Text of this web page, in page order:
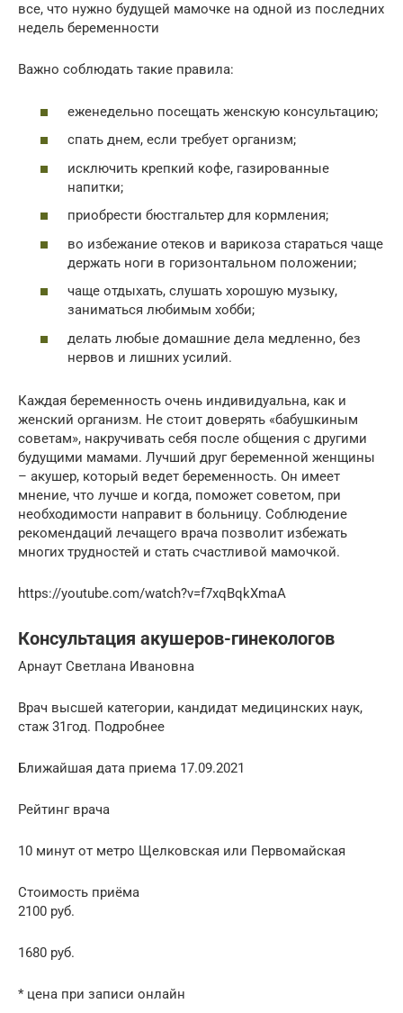
все, что нужно будущей мамочке на одной из последних
недель беременности
Важно соблюдать такие правила:
еженедельно посещать женскую консультацию;
спать днем, если требует организм;
исключить крепкий кофе, газированные
напитки;
приобрести бюстгальтер для кормления;
во избежание отеков и варикоза стараться чаще
держать ноги в горизонтальном положении;
чаще отдыхать, слушать хорошую музыку,
заниматься любимым хобби;
делать любые домашние дела медленно, без
нервов и лишних усилий.
Каждая беременность очень индивидуальна, как и
женский организм. Не стоит доверять «бабушкиным
советам», накручивать себя после общения с другими
будущими мамами. Лучший друг беременной женщины
– акушер, который ведет беременность. Он имеет
мнение, что лучше и когда, поможет советом, при
необходимости направит в больницу. Соблюдение
рекомендаций лечащего врача позволит избежать
многих трудностей и стать счастливой мамочкой.
https://youtube.com/watch?v=f7xqBqkXmaA
Консультация акушеров-гинекологов
Арнаут Светлана Ивановна
Врач высшей категории, кандидат медицинских наук,
стаж 31год. Подробнее
Ближайшая дата приема 17.09.2021
Рейтинг врача
10 минут от метро Щелковская или Первомайская
Стоимость приёма
2100 руб.
1680 руб.
* цена при записи онлайн